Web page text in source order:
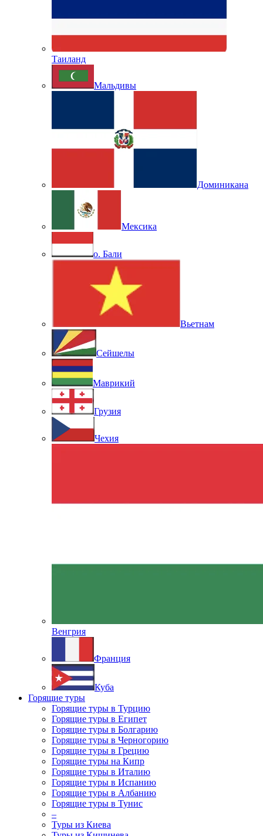
Таиланд
Мальдивы
Доминикана
Мексика
о. Бали
Вьетнам
Сейшелы
Маврикий
Грузия
Чехия
Венгрия
Франция
Куба
Горящие туры
Горящие туры в Турцию
Горящие туры в Египет
Горящие туры в Болгарию
Горящие туры в Черногорию
Горящие туры в Грецию
Горящие туры на Кипр
Горящие туры в Италию
Горящие туры в Испанию
Горящие туры в Албанию
Горящие туры в Тунис
–
Туры из Киева